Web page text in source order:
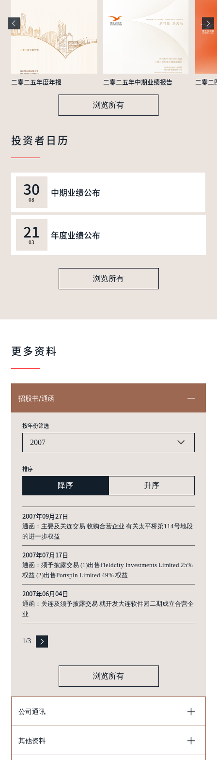
二零二五年度年报 二零二五年中期业绩报告 二零二
浏览所有
投资者日历
30
08
中期业绩公布
21
03
年度业绩公布
浏览所有
更多资料
招股书/通函
按年份筛选
2007
排序
降序 升序
2007年09月27日
通函：主要及关连交易 收购合营企业 有关太平桥第114号地段
的进一步权益
2007年07月17日
通函：须予披露交易 (1)出售Fieldcity Investments Limited 25%
权益 (2)出售Portspin Limited 49% 权益
2007年06月04日
通函：关连及须予披露交易 就开发大连软件园二期成立合营企
业
1/3
浏览所有
公司通讯
其他资料